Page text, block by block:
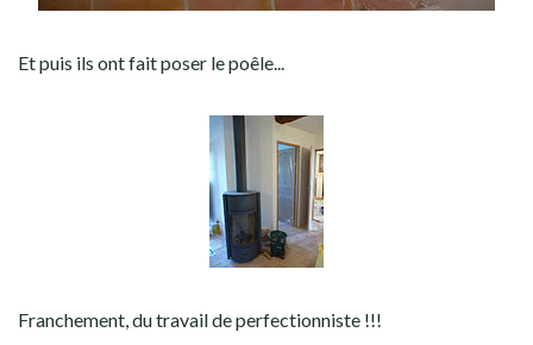
Et puis ils ont fait poser le poêle...
Franchement, du travail de perfectionniste !!!